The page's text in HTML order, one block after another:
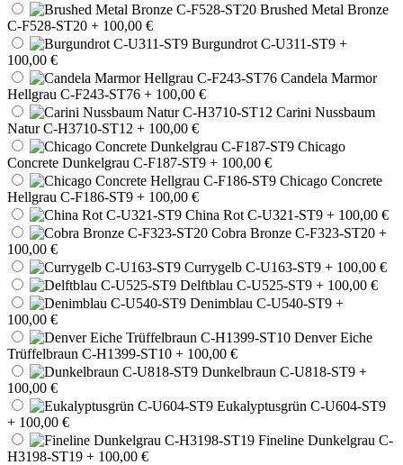
Brushed Metal Bronze
C-F528-ST20 + 100,00 €
Burgundrot C-U311-ST9 +
100,00 €
Candela Marmor
Hellgrau C-F243-ST76 + 100,00 €
Carini Nussbaum
Natur C-H3710-ST12 + 100,00 €
Chicago
Concrete Dunkelgrau C-F187-ST9 + 100,00 €
Chicago Concrete
Hellgrau C-F186-ST9 + 100,00 €
China Rot C-U321-ST9 + 100,00 €
Cobra Bronze C-F323-ST20 +
100,00 €
Currygelb C-U163-ST9 + 100,00 €
Delftblau C-U525-ST9 + 100,00 €
Denimblau C-U540-ST9 +
100,00 €
Denver Eiche
Trüffelbraun C-H1399-ST10 + 100,00 €
Dunkelbraun C-U818-ST9 +
100,00 €
Eukalyptusgrün C-U604-ST9
+ 100,00 €
Fineline Dunkelgrau C-
H3198-ST19 + 100,00 €